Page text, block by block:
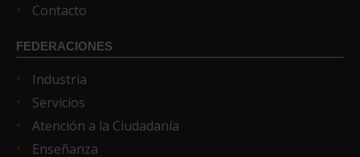
Contacto
FEDERACIONES
Industria
Servicios
Atención a la Ciudadanía
Enseñanza